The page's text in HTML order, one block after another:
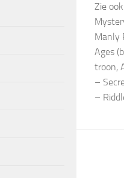
Zie
Manly
Ages
troon,
–
–